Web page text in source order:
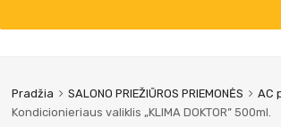
Pradžia SALONO PRIEŽIŪROS PRIEMONĖS AC
Kondicionieriaus valiklis „KLIMA DOKTOR” 500ml.